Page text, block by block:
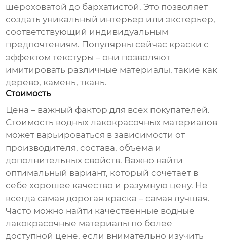
шероховатой до бархатистой. Это позволяет
создать уникальный интерьер или экстерьер,
соответствующий индивидуальным
предпочтениям. Популярны сейчас краски с
эффектом текстуры – они позволяют
имитировать различные материалы, такие как
дерево, камень, ткань.
Стоимость
Цена – важный фактор для всех покупателей.
Стоимость водных лакокрасочных материалов
может варьироваться в зависимости от
производителя, состава, объема и
дополнительных свойств. Важно найти
оптимальный вариант, который сочетает в
себе хорошее качество и разумную цену. Не
всегда самая дорогая краска – самая лучшая.
Часто можно найти качественные водные
лакокрасочные материалы по более
доступной цене, если внимательно изучить